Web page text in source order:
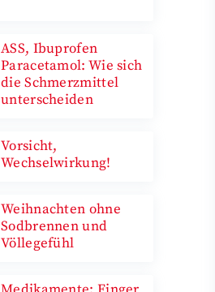
ASS, Ibuprofen
Paracetamol: Wie sich
die Schmerzmittel
unterscheiden
Vorsicht,
Wechselwirkung!
Weihnachten ohne
Sodbrennen und
Völlegefühl